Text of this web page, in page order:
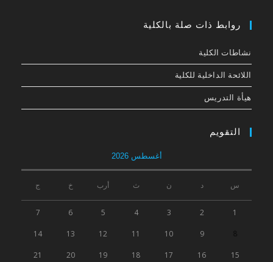
روابط ذات صلة بالكلية
نشاطات الكلية
اللائحة الداخلیة للكلیة
هيأة التدريس
التقويم
أغسطس 2026
س د ن ث أرب خ ج
1
2
3
4
5
6
7
9
10
11
12
13
14
15
16
17
18
19
20
21